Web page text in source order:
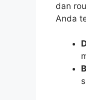
dan
Anda